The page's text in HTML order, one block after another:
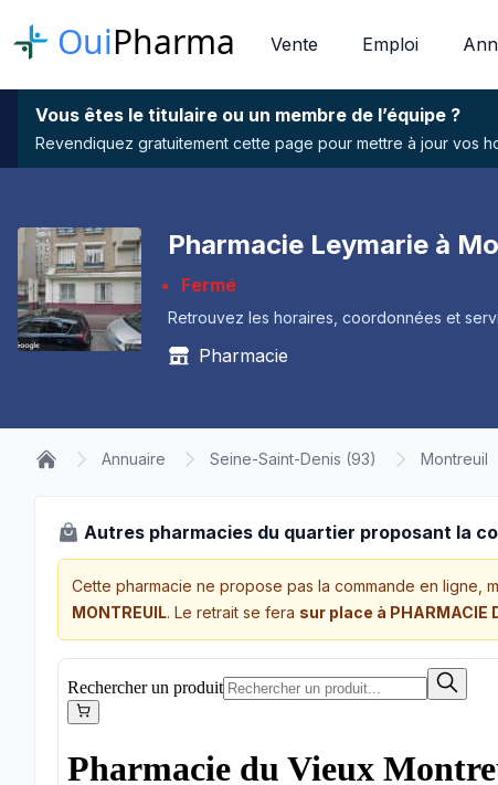
OuiPharma Vente Emploi
Vous êtes le titulaire ou un membre de l’équipe ?
Revendiquez gratuitement cette page pour mettre à jour vos
Pharmacie Leymarie à
Fermé
Retrouvez les horaires, coordonnées et
Pharmacie
Annuaire Seine-Saint-Denis (93) Montreuil
Autres pharmacies du quartier proposant la
Cette pharmacie ne propose pas la commande en
MONTREUIL. Le retrait se fera sur place à PHARMACIE